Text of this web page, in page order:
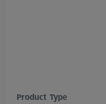
Product Type